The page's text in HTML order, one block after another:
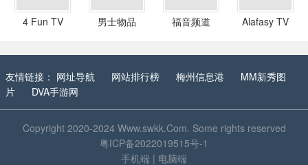
4 Fun TV 男士物品 福音频道 Alafasy TV
友情链接： 网址导航 网站排行榜 梅州信息港
MM新秀图
片
DVA手游网
Copyright 2020-2024 Www.swkk.Com. Some rights reserved
粤ICP备2022019515号-1
手机端 | 电脑端